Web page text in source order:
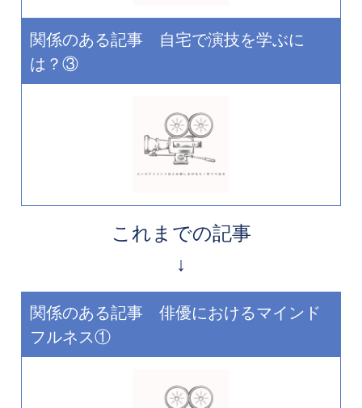
関係のある記事 自宅で演技を学ぶに
は？③
これまでの記事
↓
関係のある記事 俳優におけるマインド
フルネス①